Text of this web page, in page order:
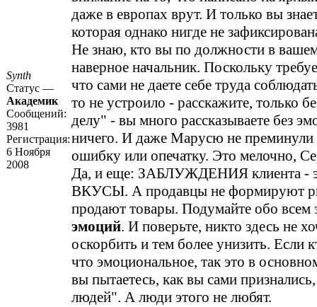
Synth
Статус —
Академик
Сообщений:
3981
Регистрация:
6 Ноября
2008
даже в европах врут. И только вы
которая однако нигде не
Не знаю, кто вы по должности в
наверное начальник. Поскольку
что сами не даете себе труда
то не устроило - расскажите, только
делу" - вы много рассказываете без
ничего. И даже Марусю не преминули
ошибку или опечатку. Это мелочно,
Да, и еще: ЗАБЛУЖДЕНИЯ клиента -
ВКУСЫ. А продавцы не формируют
продают товары. Подумайте обо всем
эмоций. И поверьте, никто здесь не
оскорбить и тем более унизить. Если
что эмоциональное, так это в
вы пытаетесь, как вы сами
людей". А люди этого не любят.